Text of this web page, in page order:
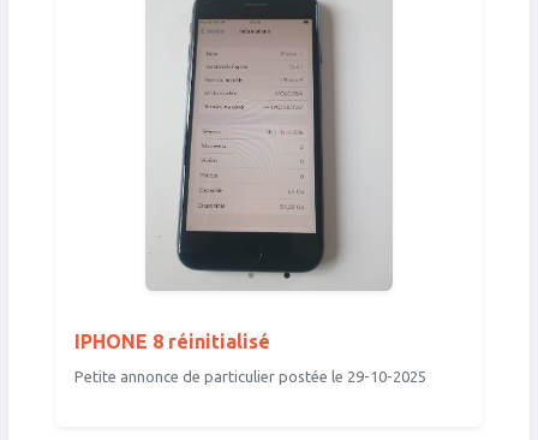
IPHONE 8 réinitialisé
Petite annonce de particulier postée le 29-10-2025